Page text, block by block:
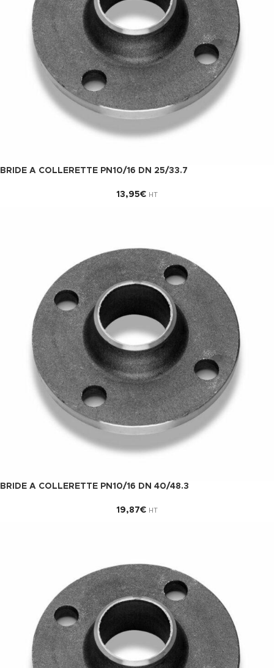
BRIDE A COLLERETTE PN10/16 DN 25/33.7
13,95€ HT
BRIDE A COLLERETTE PN10/16 DN 40/48.3
19,87€ HT